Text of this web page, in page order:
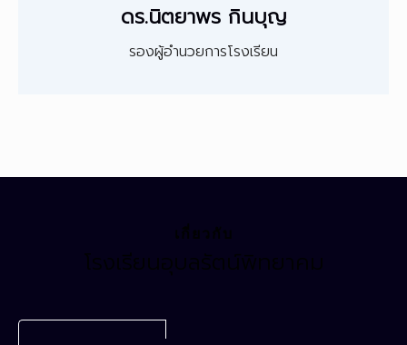
ดร.นิตยาพร กินบุญ
รองผู้อำนวยการโรงเรียน
เกี่ยวกับ
โรงเรียนอุบลรัตน์พิทยาคม